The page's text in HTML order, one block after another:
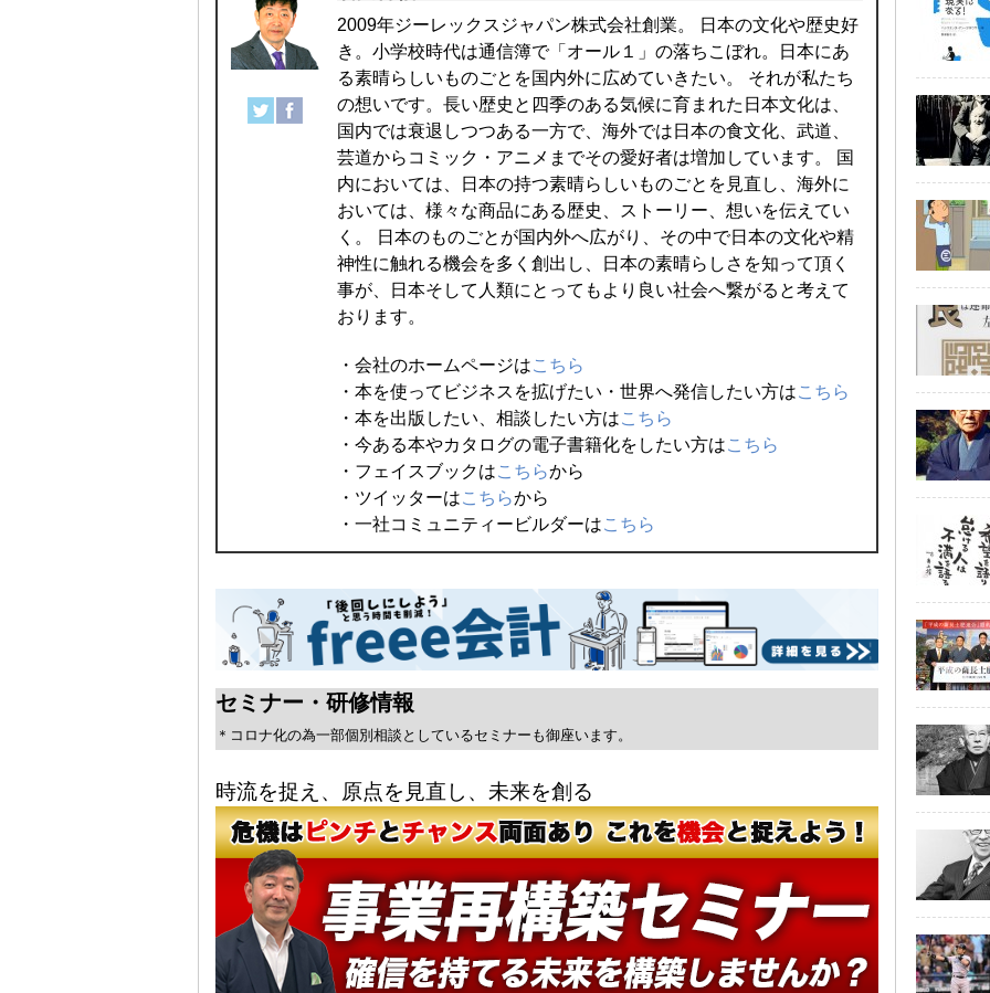
2009年ジーレックスジャパン株式会社創業。 日本の文化や歴史好
き。小学校時代は通信簿で「オール１」の落ちこぼれ。日本にあ
る素晴らしいものごとを国内外に広めていきたい。 それが私たち
の想いです。長い歴史と四季のある気候に育まれた日本文化は、
国内では衰退しつつある一方で、海外では日本の食文化、武道、
芸道からコミック・アニメまでその愛好者は増加しています。 国
内においては、日本の持つ素晴らしいものごとを見直し、海外に
おいては、様々な商品にある歴史、ストーリー、想いを伝えてい
く。 日本のものごとが国内外へ広がり、その中で日本の文化や精
神性に触れる機会を多く創出し、日本の素晴らしさを知って頂く
事が、日本そして人類にとってもより良い社会へ繋がると考えて
おります。
・会社のホームページはこちら
・本を使ってビジネスを拡げたい・世界へ発信したい方はこちら
・本を出版したい、相談したい方はこちら
・今ある本やカタログの電子書籍化をしたい方はこちら
・フェイスブックはこちらから
・ツイッターはこちらから
・一社コミュニティービルダーはこちら
セミナー・研修情報
＊コロナ化の為一部個別相談としているセミナーも御座います。
時流を捉え、原点を見直し、未来を創る